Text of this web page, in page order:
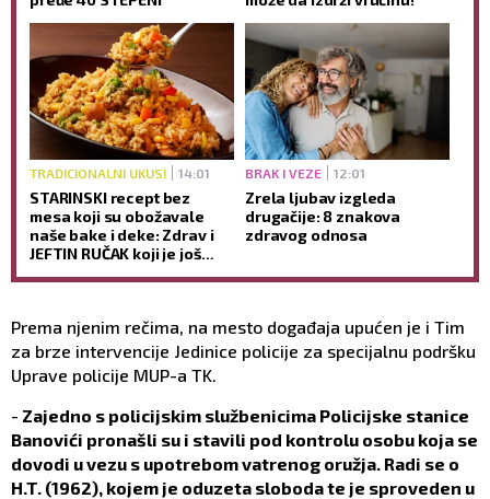
TRADICIONALNI UKUSI 14:01
STARINSKI recept bez
mesa koji su obožavale
naše bake i deke: Zdrav i
JEFTIN RUČAK koji je još
BRAK I VEZE 12:01
Zrela ljubav izgleda
drugačije: 8 znakova
zdravog odnosa
Prema njenim rečima, na mesto događaja upućen je i Tim
za brze intervencije Jedinice policije za specijalnu podršku
Uprave policije MUP-a TK.
- Zajedno s policijskim službenicima Policijske stanice
Banovići pronašli su i stavili pod kontrolu osobu koja se
dovodi u vezu s upotrebom vatrenog oružja. Radi se o
H.T. (1962), kojem je oduzeta sloboda te je sproveden u